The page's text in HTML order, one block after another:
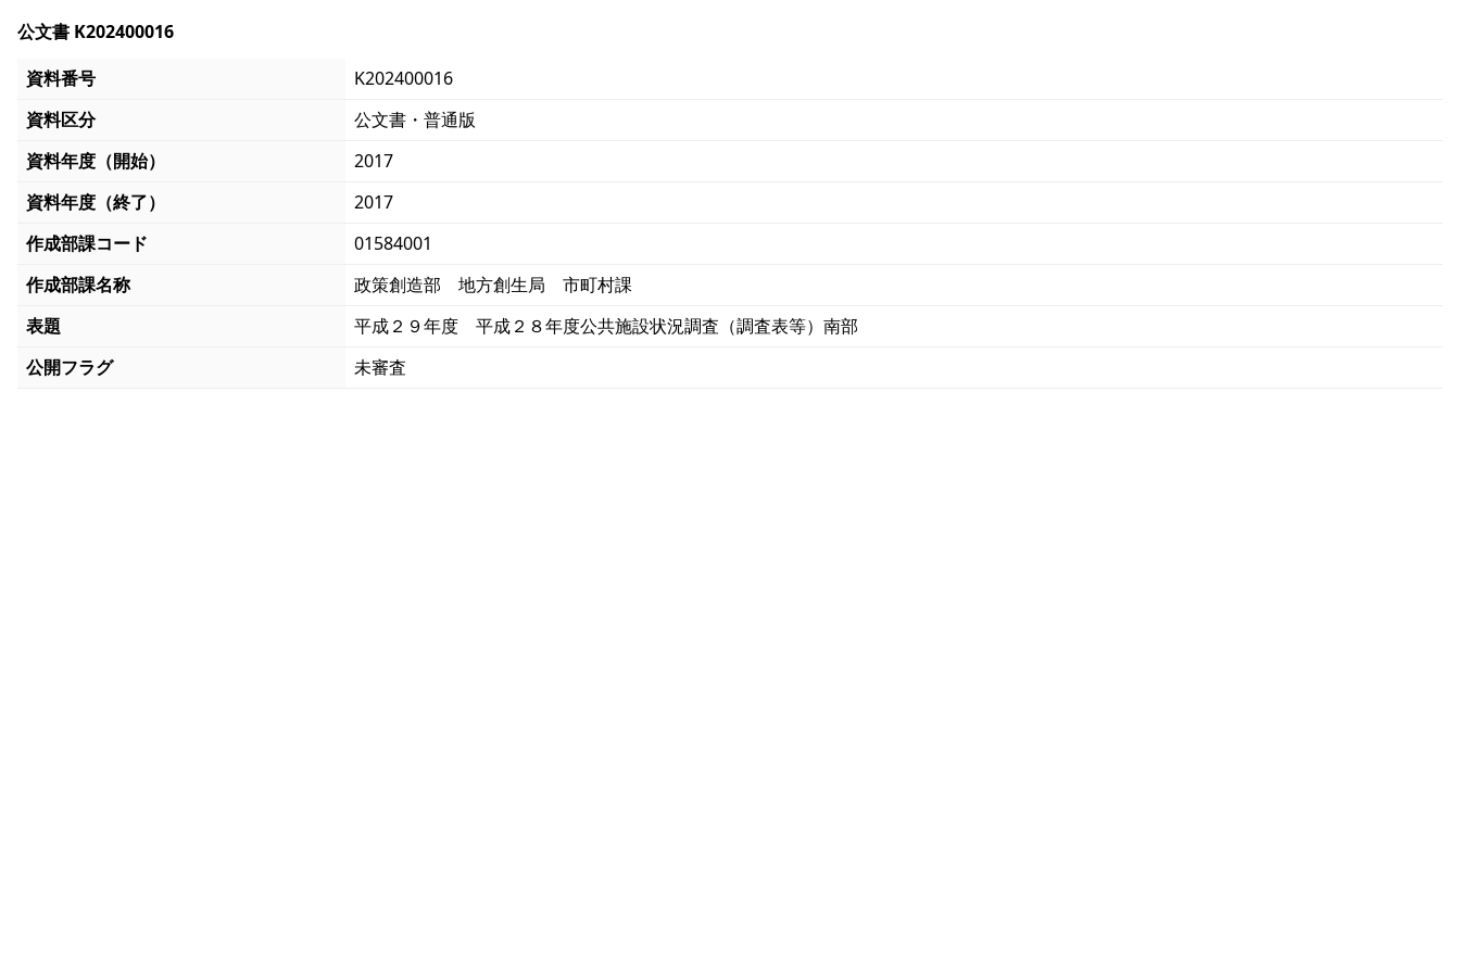
公文書 K202400016
資料番号
K202400016
資料区分
公文書・普通版
資料年度（開始）
2017
資料年度（終了）
2017
作成部課コード
01584001
作成部課名称
政策創造部 地方創生局 市町村課
表題
平成２９年度 平成２８年度公共施設状況調査（調査表等）南部
公開フラグ
未審査